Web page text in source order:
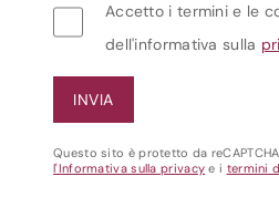
Accetto i termini e le
dell'informativa sulla
Questo sito è protetto da
l'Informativa sulla privacy e i termini